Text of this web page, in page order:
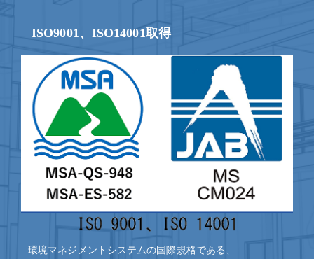
ISO9001、ISO14001取得
環境マネジメントシステムの国際規格である、